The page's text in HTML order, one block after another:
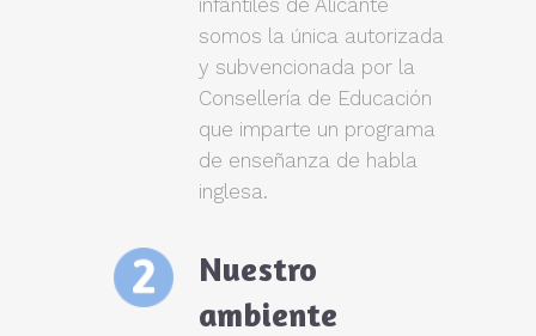
infantiles de Alicante
somos la única autorizada
y subvencionada por la
Consellería de Educación
que imparte un programa
de enseñanza de habla
inglesa.
Nuestro
ambiente